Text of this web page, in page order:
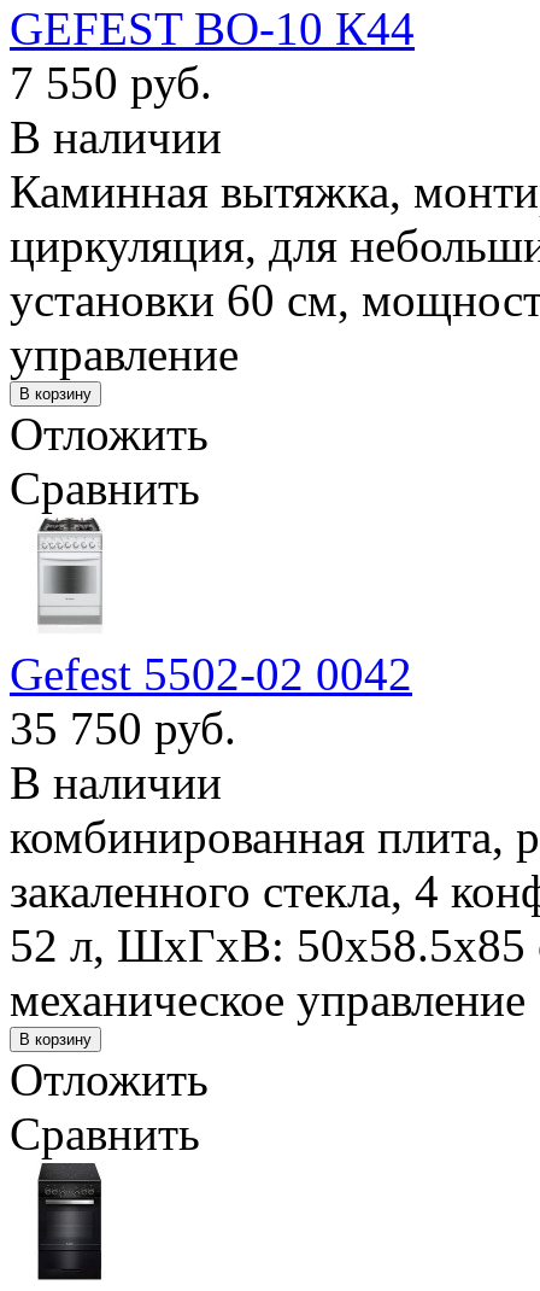
GEFEST ВО-10 К44
7 550 руб.
В наличии
Каминная вытяжка,
циркуляция, для
установки 60 см,
управление
Отложить
Сравнить
Gefest 5502-02 0042
35 750 руб.
В наличии
комбинированная плита,
закаленного стекла, 4
52 л, ШхГхВ: 50x58.5x85
механическое управление
Отложить
Сравнить